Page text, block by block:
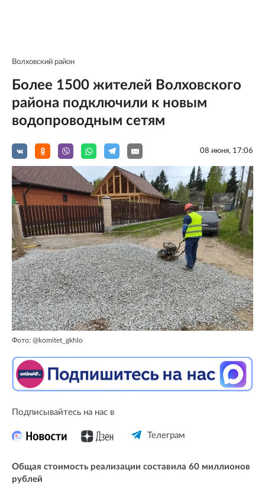
Волховский район
Более 1500 жителей Волховского
района подключили к новым
водопроводным сетям
08 июня, 17:06
Фото: @komitet_gkhlo
Подписывайтесь на нас в
Телеграм
Общая стоимость реализации составила 60 миллионов
рублей